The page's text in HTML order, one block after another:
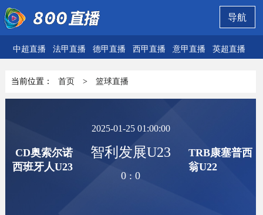
导航
中超直播 法甲直播 德甲直播 西甲直播 意甲直播 英超直播
当前位置： 首页 > 篮球直播
CD奥索尔诺
西班牙人U23
2025-01-25 01:00:00
智利发展U23
0 :0
TRB康塞普西
翁U22